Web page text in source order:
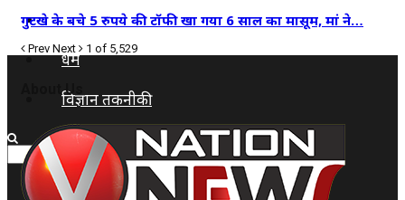
कृषि
धर्म
विज्ञान तकनीकी
गुटखे के बचे 5 रुपये की टॉफी खा गया 6 साल का मासूम, मां ने…
Prev Next 1 of 5,529
About Us